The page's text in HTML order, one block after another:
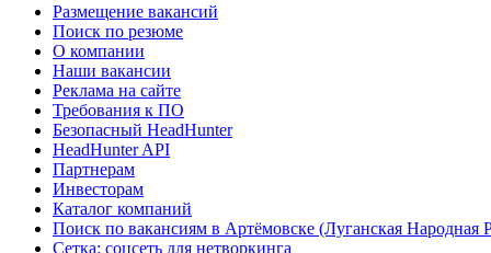
Размещение вакансий
Поиск по резюме
О компании
Наши вакансии
Реклама на сайте
Требования к ПО
Безопасный HeadHunter
HeadHunter API
Партнерам
Инвесторам
Каталог компаний
Поиск по вакансиям в Артёмовске (Луганская Народная
Сетка: соцсеть для нетворкинга